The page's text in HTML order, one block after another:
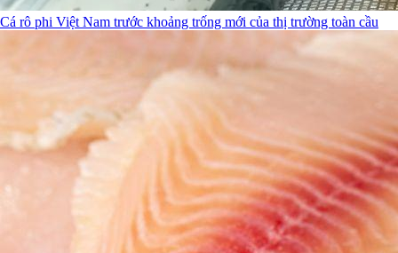
Cá rô phi Việt Nam trước khoảng trống mới của thị trường toàn cầu